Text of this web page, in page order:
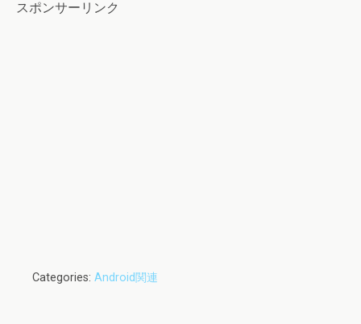
スポンサーリンク
Categories: Android関連